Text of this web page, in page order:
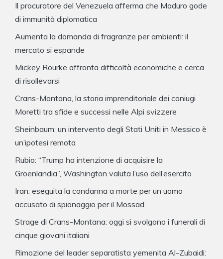
Il procuratore del Venezuela afferma che Maduro gode
di immunità diplomatica
Aumenta la domanda di fragranze per ambienti: il
mercato si espande
Mickey Rourke affronta difficoltà economiche e cerca
di risollevarsi
Crans-Montana, la storia imprenditoriale dei coniugi
Moretti tra sfide e successi nelle Alpi svizzere
Sheinbaum: un intervento degli Stati Uniti in Messico è
un’ipotesi remota
Rubio: “Trump ha intenzione di acquisire la
Groenlandia”, Washington valuta l’uso dell’esercito
Iran: eseguita la condanna a morte per un uomo
accusato di spionaggio per il Mossad
Strage di Crans-Montana: oggi si svolgono i funerali di
cinque giovani italiani
Rimozione del leader separatista yemenita Al-Zubaidi: